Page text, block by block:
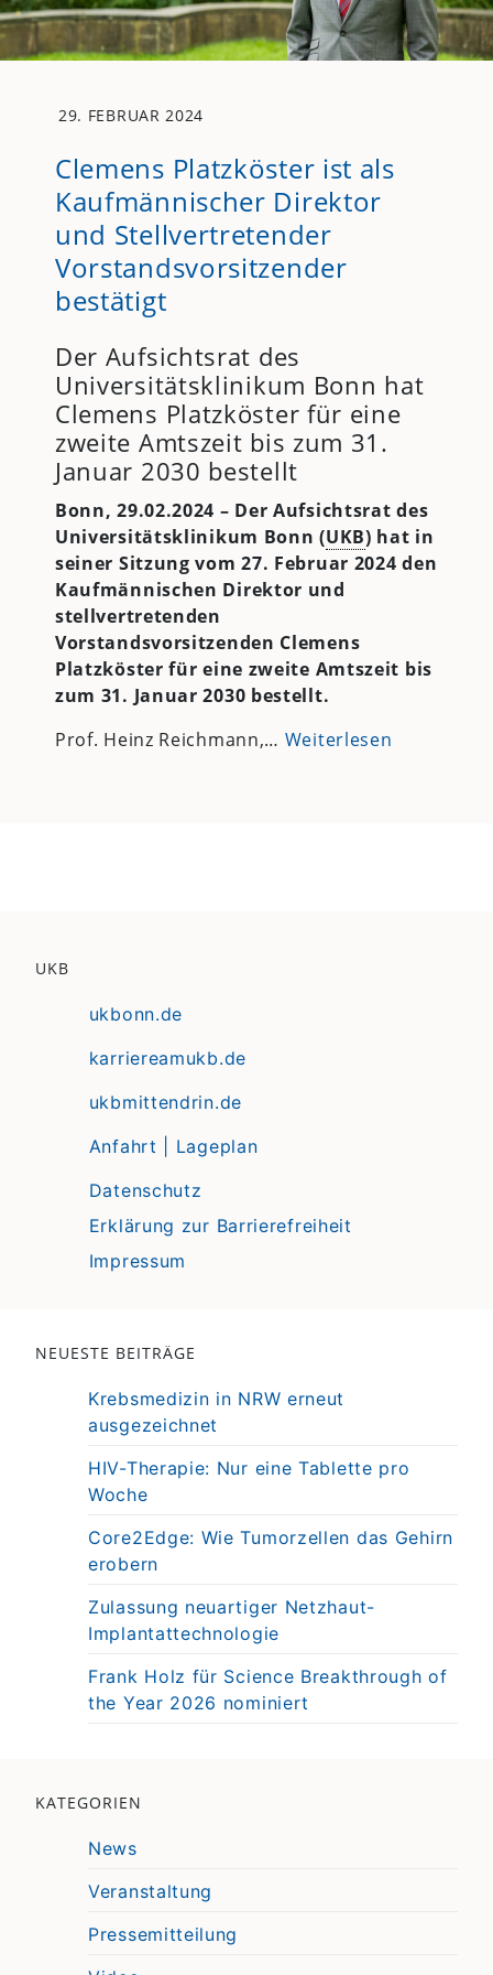
29. FEBRUAR 2024
Clemens Platzköster ist als
Kaufmännischer Direktor
und Stellvertretender
Vorstandsvorsitzender
bestätigt
Der Aufsichtsrat des
Universitätsklinikum Bonn hat
Clemens Platzköster für eine
zweite Amtszeit bis zum 31.
Januar 2030 bestellt
Bonn, 29.02.2024 – Der Aufsichtsrat des
Universitätsklinikum Bonn (UKB) hat in
seiner Sitzung vom 27. Februar 2024 den
Kaufmännischen Direktor und
stellvertretenden
Vorstandsvorsitzenden Clemens
Platzköster für eine zweite Amtszeit bis
zum 31. Januar 2030 bestellt.
Prof. Heinz Reichmann,… Weiterlesen
UKB
ukbonn.de
karriereamukb.de
ukbmittendrin.de
Anfahrt | Lageplan
Datenschutz
Erklärung zur Barrierefreiheit
Impressum
NEUESTE BEITRÄGE
Krebsmedizin in NRW erneut
ausgezeichnet
HIV-Therapie: Nur eine Tablette pro
Woche
Core2Edge: Wie Tumorzellen das Gehirn
erobern
Zulassung neuartiger Netzhaut-
Implantattechnologie
Frank Holz für Science Breakthrough of
the Year 2026 nominiert
KATEGORIEN
News
Veranstaltung
Pressemitteilung